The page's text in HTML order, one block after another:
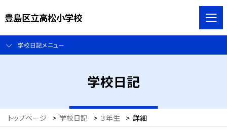
豊島区立高松小学校
学校日記メニュー
学校日記
トップページ > 学校日記 > ３年生 > 詳細